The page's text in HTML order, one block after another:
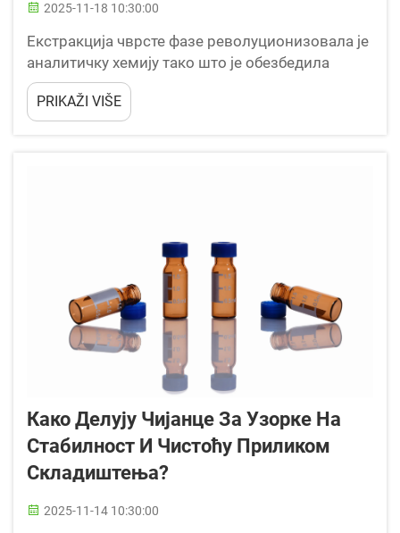
2025-11-18 10:30:00
Екстракција чврсте фазе револуционизовала је
аналитичку хемију тако што је обезбедила
поуздан метод за припрему узорака и
концентрацију аналита. Ефикасност овог
процеса екстракције у великој мери зависи од
PRIKAŽI VIŠE
Како Делују Чијанце За Узорке На
Стабилност И Чистоћу Приликом
Складиштења?
2025-11-14 10:30:00